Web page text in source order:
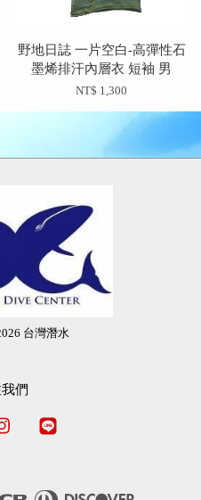
野地日誌 一片空白-高彈性石
墨烯排汗內層衣 短袖 男
NT$ 1,300
台灣潛水
們
Instagram
JCB Diners